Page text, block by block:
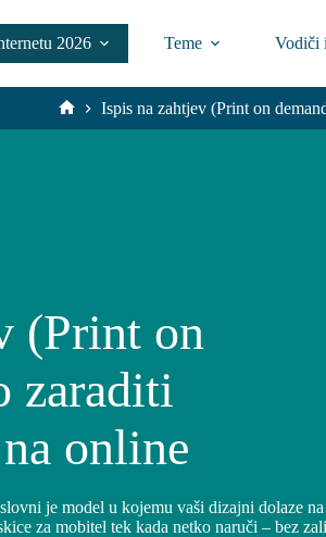
2026 Teme Vodiči
Početna
Ispis na zahtjev (Print on
(Print on
zaraditi
online
je model u kojemu vaši dizajni dolaze na
za mobitel tek kada netko naruči – bez